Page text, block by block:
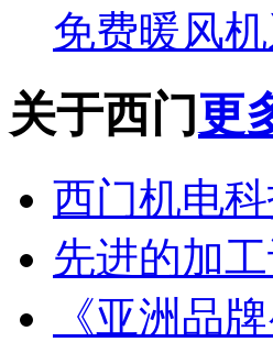
免费暖风
关于西门 更
西门机电
先进的加
《亚洲品牌